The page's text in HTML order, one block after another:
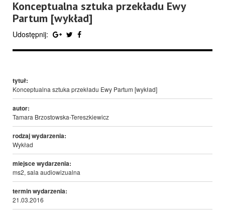
Konceptualna sztuka przekładu Ewy
Partum [wykład]
Udostępnij:
tytuł:
Konceptualna sztuka przekładu Ewy Partum [wykład]
autor:
Tamara Brzostowska-Tereszkiewicz
rodzaj wydarzenia:
Wykład
miejsce wydarzenia:
ms2, sala audiowizualna
termin wydarzenia:
21.03.2016